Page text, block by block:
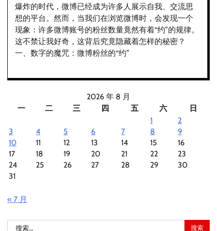
爆炸的时代，微博已经成为许多人展示自我、交流思
想的平台。然而，当我们在浏览微博时，会发现一个
现象：许多微博账号的粉丝数量竟然有着“约”的规律。
这不禁让我好奇，这背后究竟隐藏着怎样的秘密？
一、数字的魔咒：微博粉丝的“约”
2026 年 8 月
一
二 三 四 五 六
日
1
2
3
4 5 6 7 8
9
10
11 12 13 14 15
16
17
18 19 20 21 22
23
24
25 26 27 28 29
30
31
« 7 月